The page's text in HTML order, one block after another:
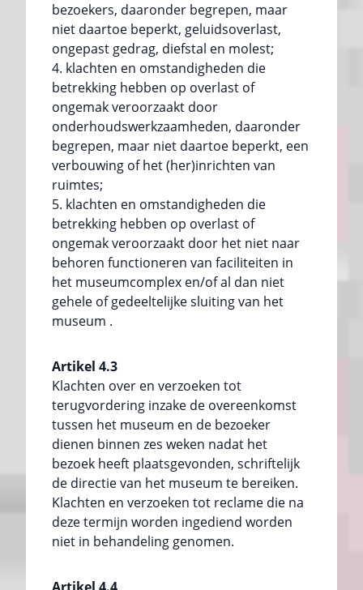
bezoekers, daaronder begrepen, maar
niet daartoe beperkt, geluidsoverlast,
ongepast gedrag, diefstal en molest;
klachten en omstandigheden die
betrekking hebben op overlast of
ongemak veroorzaakt door
onderhoudswerkzaamheden, daaronder
begrepen, maar niet daartoe beperkt, een
verbouwing of het (her)inrichten van
ruimtes;
klachten en omstandigheden die
betrekking hebben op overlast of
ongemak veroorzaakt door het niet naar
behoren functioneren van faciliteiten in
het museumcomplex en/of al dan niet
gehele of gedeeltelijke sluiting van het
museum .
Artikel 4.3
Klachten over en verzoeken tot
terugvordering inzake de overeenkomst
tussen het museum en de bezoeker
dienen binnen zes weken nadat het
bezoek heeft plaatsgevonden, schriftelijk
de directie van het museum te bereiken.
Klachten en verzoeken tot reclame die na
deze termijn worden ingediend worden
niet in behandeling genomen.